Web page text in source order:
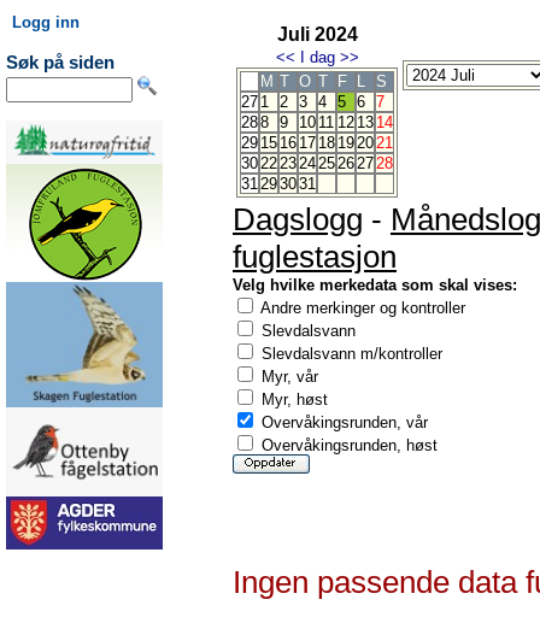
Logg inn
Søk på siden
Juli 2024
<< I dag >>
M T O T F L
S
27 1 2 3 4 5 6 7
288 9 10 11 12 13 14
29 15 16 17 18 192021
3022232425262728
31293031
Dagslogg -
fuglestasjon
Velg hvilke merkedata som skal vises:
Andre merkinger og kontroller
Slevdalsvann
Slevdalsvann m/kontroller
Myr, vår
Myr, høst
Overvåkingsrunden, vår
Overvåkingsrunden, høst
Ingen passende data